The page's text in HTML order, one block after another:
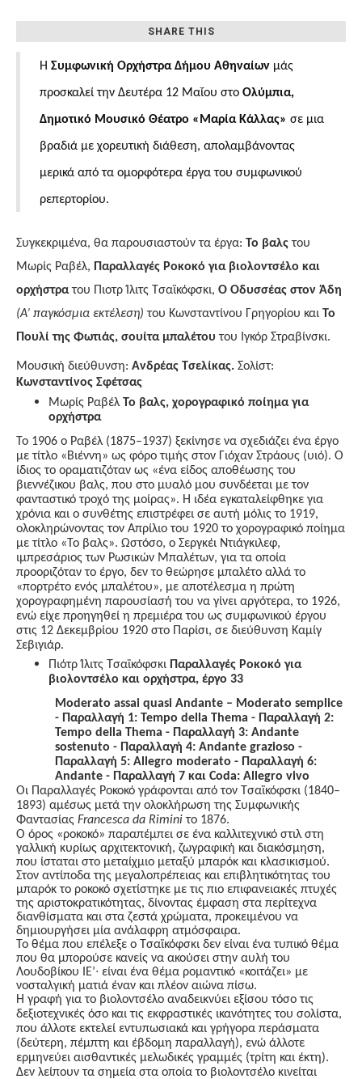
Κάλλας»
SHARE THIS
Η Συμφωνική Ορχήστρα Δήμου Αθηναίων μάς
προσκαλεί την Δευτέρα 12 Μαΐου στο Ολύμπια,
Δημοτικό Μουσικό Θέατρο «Μαρία Κάλλας» σε μια
βραδιά με χορευτική διάθεση, απολαμβάνοντας
μερικά από τα ομορφότερα έργα του συμφωνικού
ρεπερτορίου.
Συγκεκριμένα, θα παρουσιαστούν τα έργα: Το βαλςτου
Μωρίς Ραβέλ, Παραλλαγές Ροκοκό για βιολοντσέλο και
ορχήστρατου Πιοτρ Ίλιτς Τσαϊκόφσκι, Ο Οδυσσέας στον Άδη
(Α’ παγκόσμια εκτέλεση)του Κωνσταντίνου Γρηγορίου και Το
Πουλί της Φωτιάς, σουίτα μπαλέτου του Ιγκόρ Στραβίνσκι.
Μουσική διεύθυνση: Ανδρέας Τσελίκας. Σολίστ:
Κωνσταντίνος Σφέτσας
Μωρίς ΡαβέλΤο βαλς, χορογραφικό ποίημα για
ορχήστρα
Το 1906 ο Ραβέλ (1875–1937) ξεκίνησε να σχεδιάζει ένα έργο
με τίτλο «Βιέννη» ως φόρο τιμής στον Γιόχαν Στράους (υιό). Ο
ίδιος το οραματιζόταν ως «ένα είδος αποθέωσης του
βιεννέζικου βαλς, που στο μυαλό μου συνδέεται με τον
φανταστικό τροχό της μοίρας». Η ιδέα εγκαταλείφθηκε για
χρόνια και ο συνθέτης επιστρέφει σε αυτή μόλις το 1919,
ολοκληρώνοντας τον Απρίλιο του 1920 το χορογραφικό ποίημα
με τίτλο «Το βαλς». Ωστόσο, ο Σεργκέι Ντιάγκιλεφ,
ιμπρεσάριος των Ρωσικών Μπαλέτων, για τα οποία
προοριζόταν το έργο, δεν το θεώρησε μπαλέτο αλλά το
«πορτρέτο ενός μπαλέτου», με αποτέλεσμα η πρώτη
χορογραφημένη παρουσίασή του να γίνει αργότερα, το 1926,
ενώ είχε προηγηθεί η πρεμιέρα του ως συμφωνικού έργου
στις 12 Δεκεμβρίου 1920 στο Παρίσι, σε διεύθυνση Καμίγ
Σεβιγιάρ.
Πιότρ Ίλιτς Τσαϊκόφσκι Παραλλαγές Ροκοκό για
βιολοντσέλο και ορχήστρα, έργο 33
Moderato assai quasi Andante – Moderato semplice
- Παραλλαγή 1: Tempo della Thema - Παραλλαγή 2:
Tempo della Thema - Παραλλαγή 3: Andante
sostenuto - Παραλλαγή 4: Andante grazioso -
Παραλλαγή 5: Allegro moderato - Παραλλαγή 6:
Andante - Παραλλαγή 7 και Coda: Allegro vivo
Οι Παραλλαγές Ροκοκό γράφονται από τον Τσαϊκόφσκι (1840–
1893) αμέσως μετά την ολοκλήρωση της Συμφωνικής
Φαντασίας Francesca da Riminiτο 1876.
Ο όρος «ροκοκό» παραπέμπει σε ένα καλλιτεχνικό στιλ στη
γαλλική κυρίως αρχιτεκτονική, ζωγραφική και διακόσμηση,
που ίσταται στο μεταίχμιο μεταξύ μπαρόκ και κλασικισμού.
Στον αντίποδα της μεγαλοπρέπειας και επιβλητικότητας του
μπαρόκ το ροκοκό σχετίστηκε με τις πιο επιφανειακές πτυχές
της αριστοκρατικότητας, δίνοντας έμφαση στα περίτεχνα
διανθίσματα και στα ζεστά χρώματα, προκειμένου να
δημιουργήσει μία ανάλαφρη ατμόσφαιρα.
Το θέμα που επέλεξε ο Τσαϊκόφσκι δεν είναι ένα τυπικό θέμα
που θα μπορούσε κανείς να ακούσει στην αυλή του
Λουδοβίκου ΙΕ’∙ είναι ένα θέμα ρομαντικό «κοιτάζει» με
νοσταλγική ματιά έναν και πλέον αιώνα πίσω.
Η γραφή για το βιολοντσέλο αναδεικνύει εξίσου τόσο τις
δεξιοτεχνικές όσο και τις εκφραστικές ικανότητες του σολίστα,
που άλλοτε εκτελεί εντυπωσιακά και γρήγορα περάσματα
(δεύτερη, πέμπτη και έβδομη παραλλαγή), ενώ άλλοτε
ερμηνεύει αισθαντικές μελωδικές γραμμές (τρίτη και έκτη).
Δεν λείπουν τα σημεία στα οποία το βιολοντσέλο κινείται